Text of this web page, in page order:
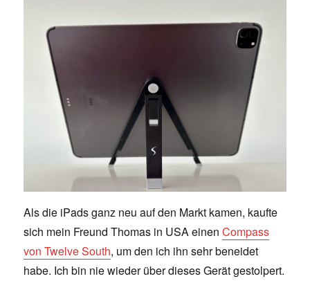
Als die iPads ganz neu auf den Markt kamen, kaufte
sich mein Freund Thomas in USA einenCompass
von Twelve South, um den ich ihn sehr beneidet
habe. Ich bin nie wieder über dieses Gerät gestolpert.